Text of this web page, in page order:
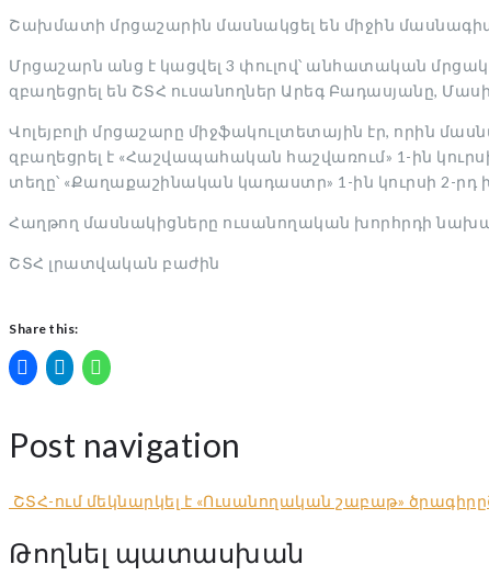
Շախմատի մրցաշարին մասնակցել են միջին
Մրցաշարն անց է կացվել 3 փուլով՝ անհատական
զբաղեցրել են ՇՏՀ ուսանողներ Արեգ Բադասյանը,
Վոլեյբոլի մրցաշարը միջֆակուլտետային էր, որին
զբաղեցրել է «Հաշվապահական հաշվառում» 1-ին
տեղը՝ «Քաղաքաշինական կադաստր» 1-ին կուրսի 2-րդ
Հաղթող մասնակիցները ուսանողական խորհրդի
ՇՏՀ լրատվական բաժին
Share this:
Post navigation
ՇՏՀ-ում մեկնարկել է «Ուսանողական շաբաթ» ծրագիրը
Թողնել պատասխան